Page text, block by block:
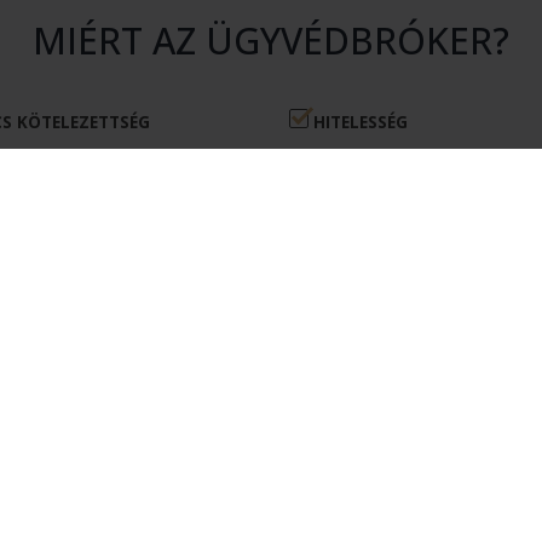
MIÉRT AZ ÜGYVÉDBRÓKER?
KÖTELEZETTSÉG
igénybevétele nem jár
HITELESSÉG
Rendszerünkhöz csak érvényes